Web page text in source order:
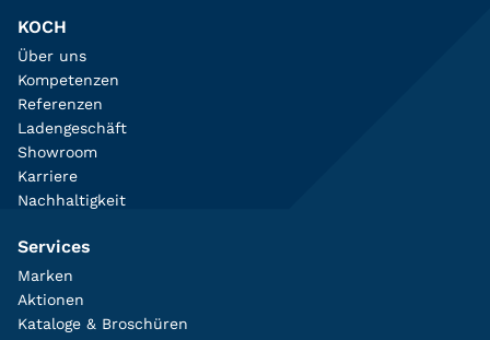
KOCH
Über uns
Kompetenzen
Referenzen
Ladengeschäft
Showroom
Karriere
Nachhaltigkeit
Services
Marken
Aktionen
Kataloge & Broschüren